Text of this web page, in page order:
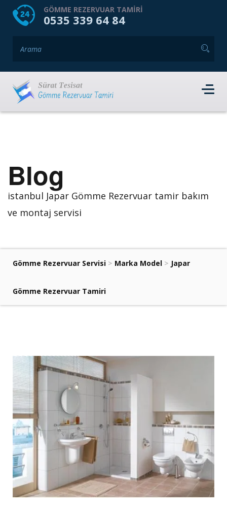
HOME HAKKIMIZDA
GÖMME REZERVUAR TAMIRI
0535 339 64 84
Blog
istanbul Japar Gömme Rezervuar tamir bakım
ve montaj servisi
Gömme Rezervuar Servisi > Marka Model > Japar
Gömme Rezervuar Tamiri